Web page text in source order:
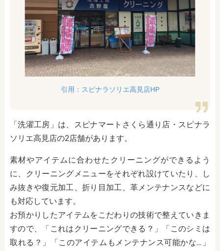
引用：スピナラソリエ高見店HP
「洗濯工房」は、スピナマートさくら通り店・スピナラ
ソリエ高見店の2店舗があります。
素材やアイテムに合わせたクリーニングができるよう
に、クリーニングメニューをそれぞれ設けていたり、し
み抜きや復元加工、折り目加工、革メンテナンスなどに
も対応しています。
お預かりしたアイテムをこだわりの技術で整えていきま
すので、「これはクリーニングできる？」「このシミは
取れる？」「このアイテムもメンテナンス可能かな…」